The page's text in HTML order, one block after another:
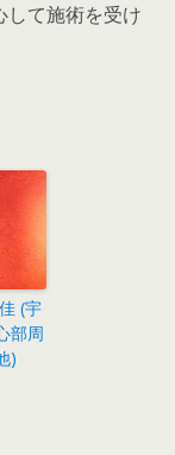
して施術を受け
(宇
部周
)